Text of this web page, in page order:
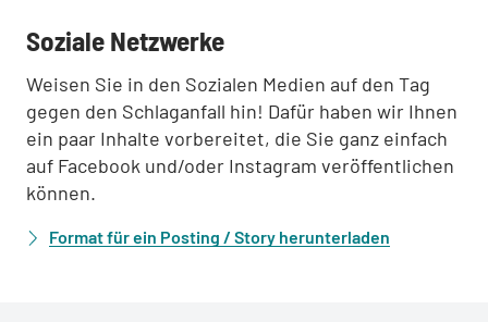
:
Soziale Netzwerke
Weisen Sie in den Sozialen Medien auf den Tag
gegen den Schlaganfall hin! Dafür haben wir Ihnen
ein paar Inhalte vorbereitet, die Sie ganz einfach
auf Facebook und/oder Instagram veröffentlichen
können.
Format für ein Posting / Story herunterladen